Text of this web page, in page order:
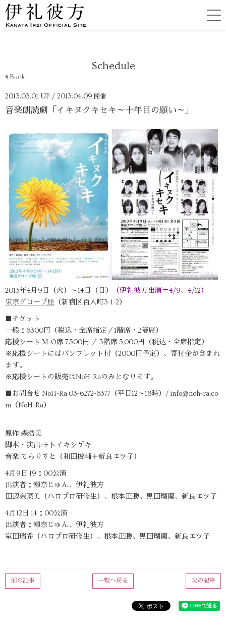
Schedule
Back
2013.03.01 UP / 2013.04.09 開催
音楽朗読劇「イキヌクキセキ～十年目の願い～」
2013年4月9日（火）～14日（日）
（伊礼彼方出演＝4/9、4/12）
東京グローブ座 （新宿区百人町3-1-2）
■チケット
一般：6300円（税込・全席指定／1階席・2階席）
応援シート M-O席 7,500円 ／ 3階席 5,000円（税込・全席指定）
※応援シートにはパンフレット付（2000円予定）、寄付金が含まれ
ます。
※応援シートの販売はNoH-Raのみとなります。
■お問合せ NoH-Ra 03-6272-6377（平日12～18時）/ info@noh-ra.co
m（NoH-Ra）
原作:森浩美
脚本・演出:モトイキシゲキ
音楽:てらりすと（和田俊輔＋新良エツ子）
4月9日 19：00公演
出演者：瀬奈じゅん、伊礼彼方
田辺奈菜美（ハロプロ研修生）、根本正勝、黒田瑚蘭、新良エツ子
4月12日 14：00公演
出演者：瀬奈じゅん、伊礼彼方
室田瑞希（ハロプロ研修生）、根本正勝、黒田瑚蘭、新良エツ子
次の記事
一覧へ戻る
前の記事